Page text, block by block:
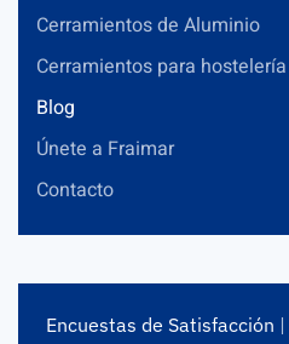
Cerramientos de Aluminio
Cerramientos para hostelería
Blog
Únete a Fraimar
Contacto
Encuestas de Satisfacción |